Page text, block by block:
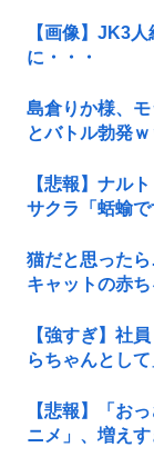
【画像】JK3
に・・・
島倉りか様、
とバトル勃発ｗ
【悲報】ナル
サクラ「蛞蝓で
猫だと思った
キャットの赤ち
【強すぎ】社
らちゃんとし
【悲報】「お
ニメ」、増え